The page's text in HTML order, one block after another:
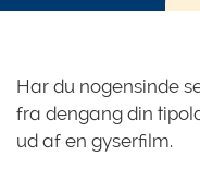
Har du nogensinde
fra dengang din
ud af en gyserfilm.